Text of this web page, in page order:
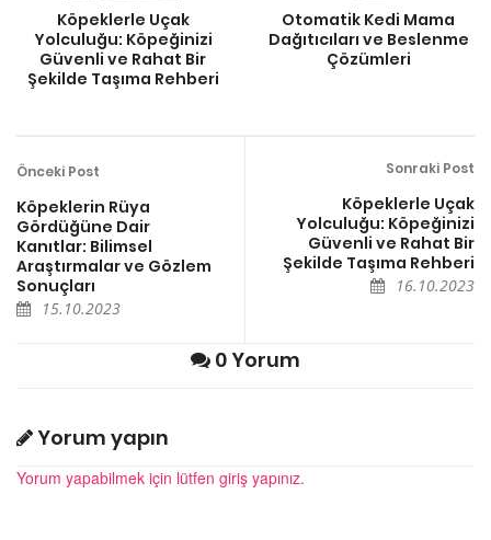
Köpeklerle Uçak
Yolculuğu: Köpeğinizi
Güvenli ve Rahat Bir
Şekilde Taşıma Rehberi
Otomatik Kedi Mama
Dağıtıcıları ve Beslenme
Çözümleri
Önceki Post
Köpeklerin Rüya
Gördüğüne Dair
Kanıtlar: Bilimsel
Araştırmalar ve Gözlem
Sonuçları
15.10.2023
Sonraki Post
Köpeklerle Uçak
Yolculuğu: Köpeğinizi
Güvenli ve Rahat Bir
Şekilde Taşıma Rehberi
16.10.2023
0 Yorum
Yorum yapın
Yorum yapabilmek için lütfen giriş yapınız.